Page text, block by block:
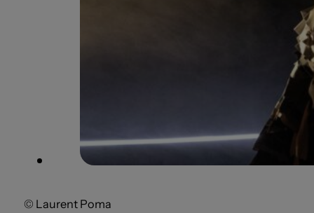
© Laurent Poma